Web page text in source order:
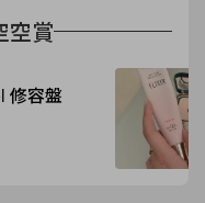
空賞
修容盤